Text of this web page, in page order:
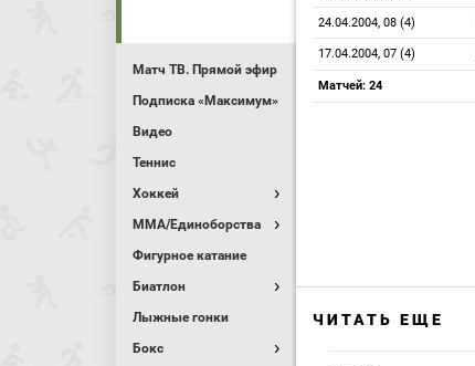
Матч ТВ. Прямой эфир
Подписка «Максимум»
Видео
Теннис
Хоккей
MMA/Единоборства
Фигурное катание
Биатлон
Лыжные гонки
Бокс
24.04.2004, 08 (4)
17.04.2004, 07 (4)
Матчей: 24
ЧИТАТЬ ЕЩЕ